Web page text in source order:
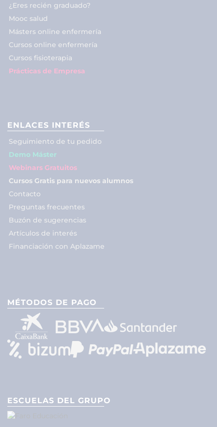
¿Eres recién graduado?
Mooc salud
Másters online enfermería
Cursos online enfermería
Cursos fisioterapia
Prácticas de Empresa
ENLACES INTERÉS
Seguimiento de tu pedido
Demo Máster
Webinars Gratuitos
Cursos Gratis para nuevos alumnos
Contacto
Preguntas frecuentes
Buzón de sugerencias
Artículos de interés
Financiación con Aplazame
MÉTODOS DE PAGO
ESCUELAS DEL GRUPO